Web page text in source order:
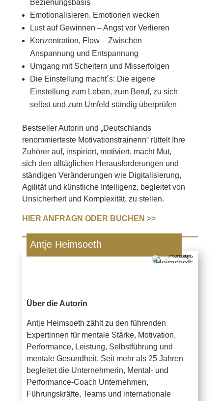
Beziehungsbasis
Emotionalisieren, Emotionen wecken
Lust auf Gewinnen – Angst vor Verlieren
Konzentration, Flow – Zwischen
Anspannung und Entspannung
Umgang mit Scheitern und Misserfolgen
Die Einstellung macht´s: Die eigene
Einstellung zum Leben, zum Beruf, zu sich
selbst und zum Umfeld ständig überprüfen
Bestseller Autorin und „Deutschlands
renommierteste Motivationstrainerin“ rüttelt Ihre
Zuhörer auf, inspiriert, motiviert, macht Mut,
sich den alltäglichen Herausforderungen und
ständigen Veränderungen wie Digitalisierung,
Agilität und künstliche Intelligenz, begleitet von
Unsicherheit und Komplexität, zu stellen.
HIER ANFRAGN ODER BUCHEN >>
Antje Heimsoeth
Über die Autorin
Antje Heimsoeth zählt zu den führenden
Expertinnen für mentale Stärke, Motivation,
Performance, Leistung, Selbstführung und
mentale Gesundheit. Seit mehr als 25 Jahren
begleitet die Unternehmerin, Mental- und
Performance-Coach Unternehmen,
Führungskräfte, Teams und internationale